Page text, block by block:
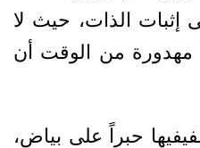
إثبات الذات، حيث لا
مهدورة من الوقت أن
حبراً على بياض،